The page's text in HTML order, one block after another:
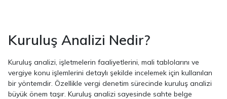
Kuruluş Analizi Nedir?
Kuruluş analizi, işletmelerin faaliyetlerini, mali tablolarını ve
vergiye konu işlemlerini detaylı şekilde incelemek için kullanılan
bir yöntemdir. Özellikle vergi denetim sürecinde kuruluş analizi
büyük önem taşır. Kuruluş analizi sayesinde sahte belge